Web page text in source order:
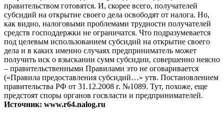
правительством готовятся. И, скорее всего, получателей
субсидий на открытие своего дела освободят от налога. Но,
как видно, налоговыми проблемами трудности получателей
средств господдержки не ограничатся. Что подразумевается
под целевым использованием субсидий на открытие своего
дела и в каких именно случаях предприниматель может
получить иск о взыскании сумм субсидии, совершенно неясно
– правительственными Правилами это не оговаривается
(«Правила предоставления субсидий…» утв. Постановлением
правительства РФ от 31.12.2008 г. №1089. Тут, похоже, еще
предстоят споры органов госвласти и предпринимателей.
Источник: www.r64.nalog.ru